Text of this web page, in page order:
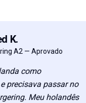
A2 — Aprovado
como
passar no
Meu holandês